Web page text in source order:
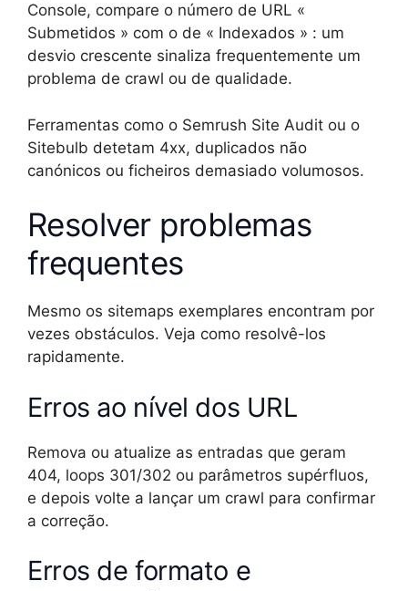
Console, compare o número de URL «
Submetidos » com o de « Indexados » : um
desvio crescente sinaliza frequentemente um
problema de crawl ou de qualidade.
Ferramentas como o Semrush Site Audit ou o
Sitebulb detetam 4xx, duplicados não
canónicos ou ficheiros demasiado volumosos.
Resolver problemas
frequentes
Mesmo os sitemaps exemplares encontram por
vezes obstáculos. Veja como resolvê-los
rapidamente.
Erros ao nível dos URL
Remova ou atualize as entradas que geram
404, loops 301/302 ou parâmetros supérfluos,
e depois volte a lançar um crawl para confirmar
a correção.
Erros de formato e